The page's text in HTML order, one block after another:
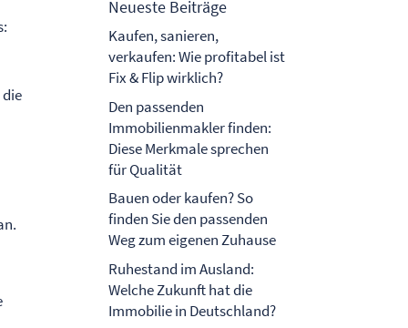
Neueste Beiträge
Kaufen, sanieren,
verkaufen: Wie profitabel ist
Fix & Flip wirklich?
Den passenden
Immobilienmakler finden:
Diese Merkmale sprechen
für Qualität
Bauen oder kaufen? So
finden Sie den passenden
Weg zum eigenen Zuhause
Ruhestand im Ausland:
Welche Zukunft hat die
Immobilie in Deutschland?